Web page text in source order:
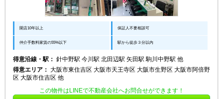
開店10年以上 保証人不要相談可
仲介手数料家賃の55%以下 駅から徒歩３分以内
得意沿線・駅： 針中野駅 今川駅 北田辺駅 矢田駅 駒川中野駅 他
得意エリア： 大阪市東住吉区 大阪市天王寺区 大阪市生野区 大阪市阿倍野
区 大阪市住吉区 他
この物件はLINEで不動産会社へお問合せができます！